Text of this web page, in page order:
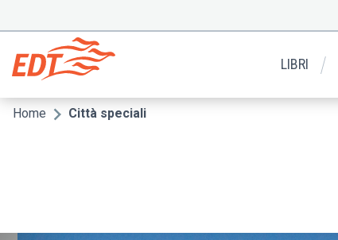
contenuto
principale
Menu
secondario
LIBRI
Briciole
Home Città speciali